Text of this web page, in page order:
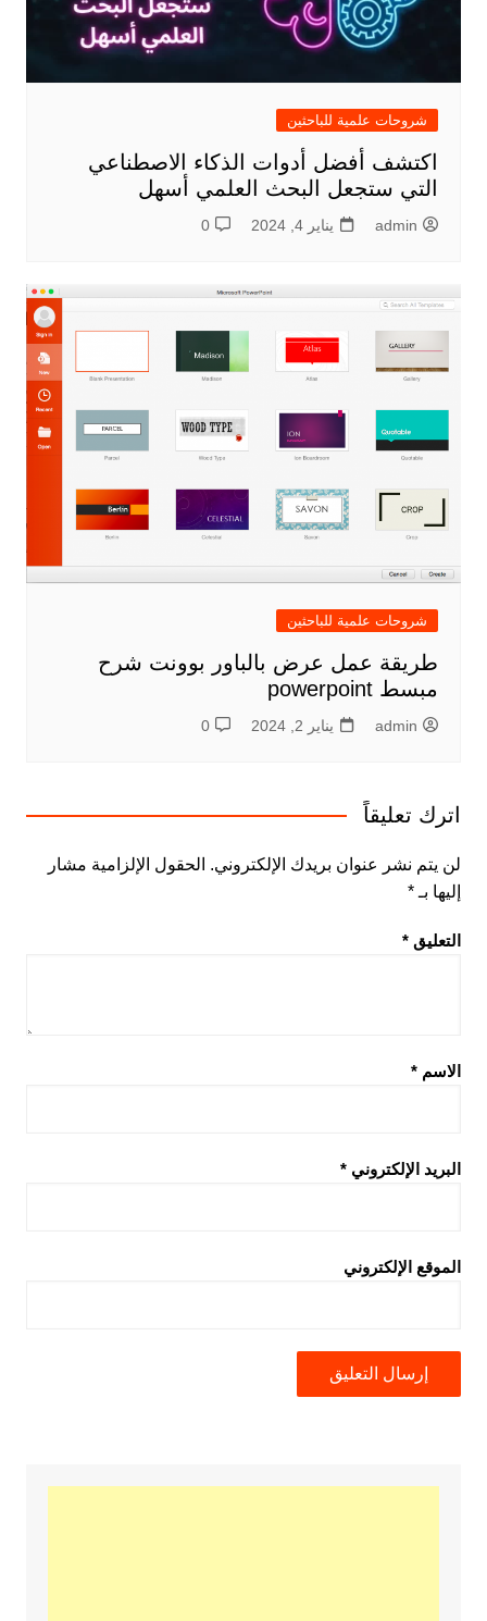
شروحات علمية للباحثين
اكتشف أفضل أدوات الذكاء الاصطناعي
التي ستجعل البحث العلمي أسهل
admin يناير 4, 2024 0
شروحات علمية للباحثين
طريقة عمل عرض بالباور بوونت شرح
مبسط powerpoint
admin يناير 2, 2024 0
اترك تعليقاً
لن يتم نشر عنوان بريدك الإلكتروني. الحقول الإلزامية مشار
إليها بـ *
التعليق *
الاسم *
البريد الإلكتروني *
الموقع الإلكتروني